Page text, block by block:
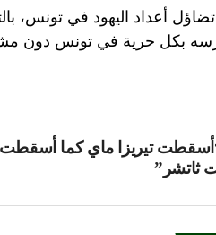
أعداد اليهود في تونس،
بكل حرية في تونس دون
“أسقطت تيريزا ماي كما أسقطت
ثاتشر”